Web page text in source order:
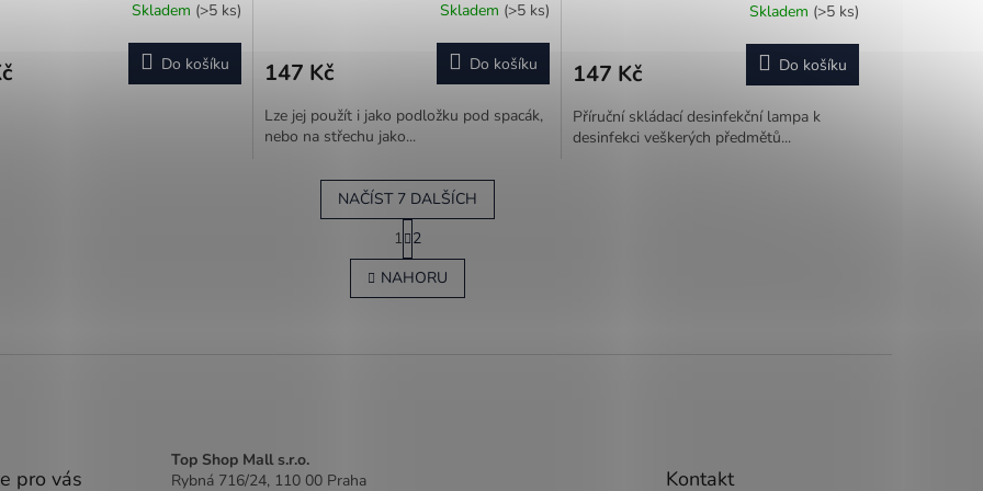
Skladem (>5 ks)
Do košíku
Skladem (>5 ks)
147 Kč Do košíku
Lze jej použít i jako podložku pod spacák,
nebo na střechu jako...
Skladem (>5 ks)
147 Kč Do košíku
Příruční skládací desinfekční lampa k
desinfekci veškerých předmětů...
O
v
NAČÍST 7 DALŠÍCH
S
t
r
á
n
1 2
NAHORU
pro vás
Top Shop Mall s.r.o.
Rybná 716/24, 110 00 Praha
Kontakt